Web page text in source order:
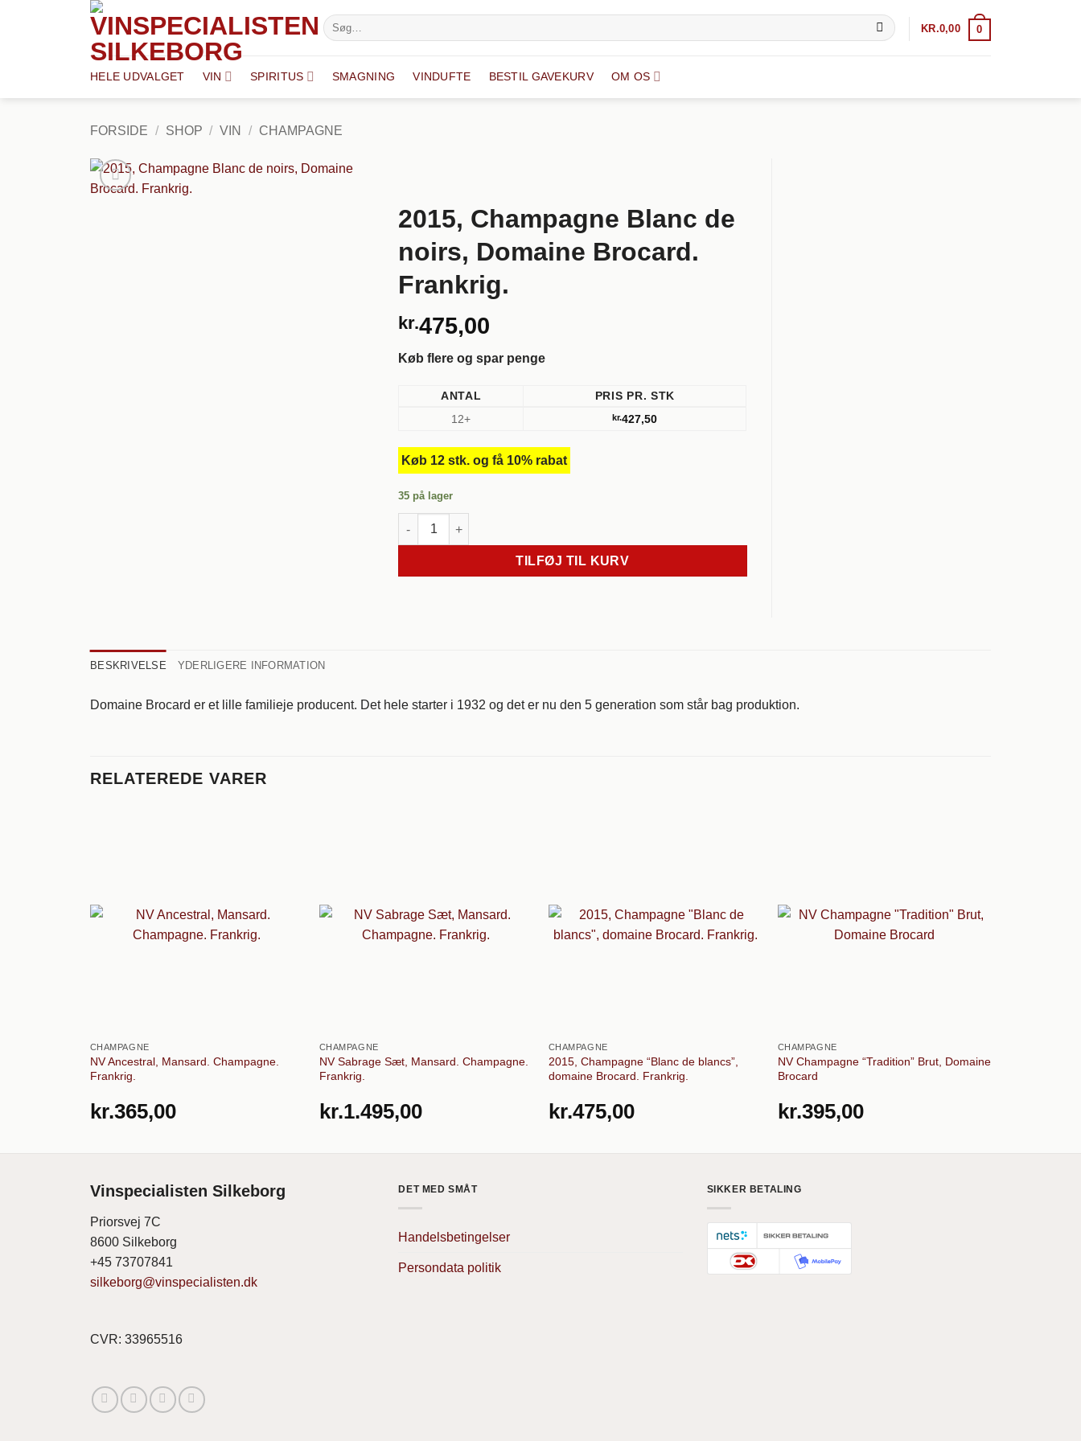
Søg
efter:
KR.0,00 0
HELE UDVALGET VIN SPIRITUS SMAGNING VINDUFTE BESTIL GAVEKURV OM OS
FORSIDE / SHOP / VIN / CHAMPAGNE
2015, Champagne Blanc de
noirs, Domaine Brocard.
Frankrig.
kr.475,00
Køb flere og spar penge
ANTAL
PRIS PR. STK
12+
kr.427,50
Køb 12 stk. og få 10% rabat
35 på lager
2015, Champagne Blanc de noirs, Domaine Brocard. Frankrig. antal
TILFØJ TIL KURV
BESKRIVELSE YDERLIGERE INFORMATION
Domaine Brocard er et lille familieje producent. Det hele starter i 1932 og det er nu den 5 generation som står bag produktion.
RELATEREDE VARER
CHAMPAGNE
NV Ancestral, Mansard. Champagne.
Frankrig.
kr.365,00
CHAMPAGNE
NV Sabrage Sæt, Mansard. Champagne.
Frankrig.
kr.1.495,00
CHAMPAGNE
2015, Champagne “Blanc de blancs”,
domaine Brocard. Frankrig.
kr.475,00
CHAMPAGNE
NV Champagne “Tradition” Brut, Domaine
Brocard
kr.395,00
Vinspecialisten Silkeborg
Priorsvej 7C
8600 Silkeborg
+45 73707841
silkeborg@vinspecialisten.dk
CVR: 33965516
DET MED SMÅT
Handelsbetingelser
Persondata politik
SIKKER BETALING